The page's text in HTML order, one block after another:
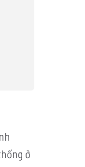
ở